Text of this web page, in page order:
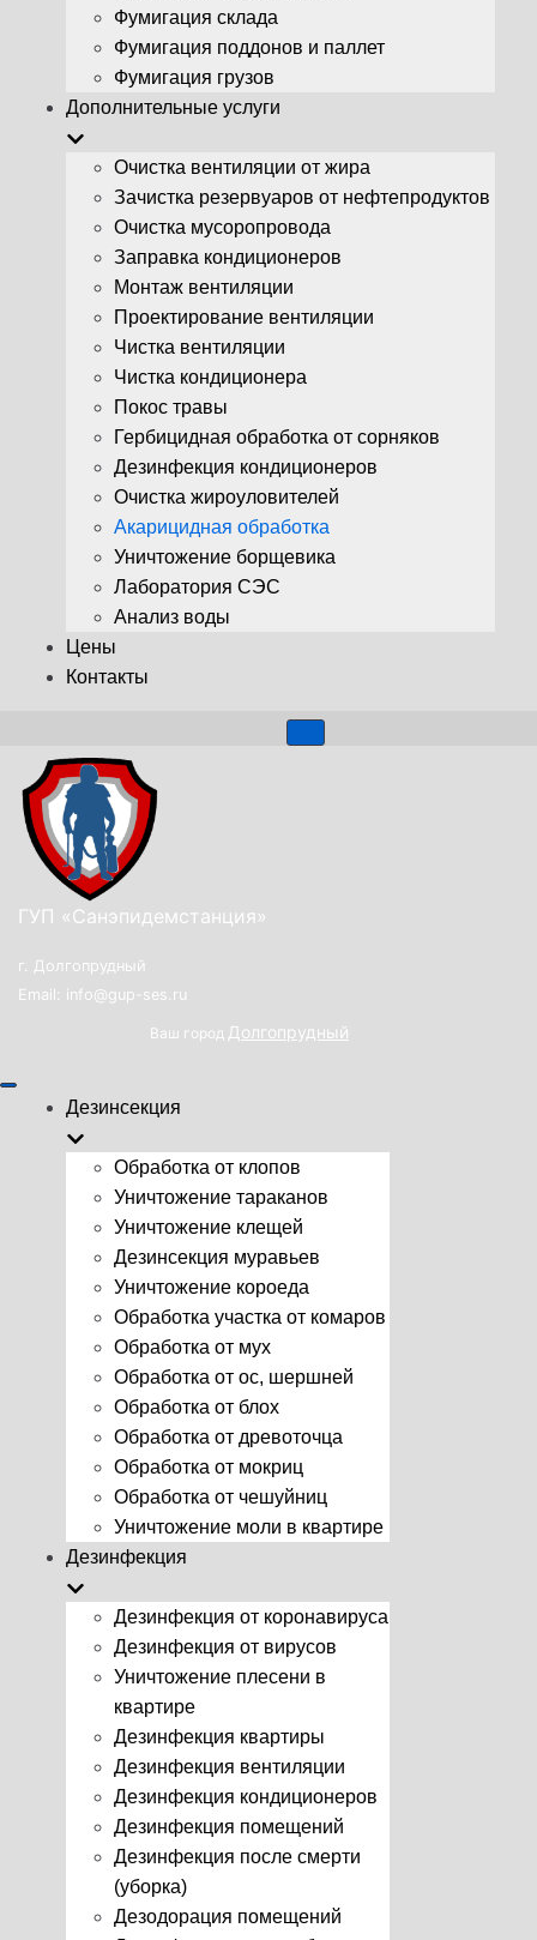
Фумигация склада
Фумигация поддонов и паллет
Фумигация грузов
Дополнительные услуги
Очистка вентиляции от жира
Зачистка резервуаров от нефтепродуктов
Очистка мусоропровода
Заправка кондиционеров
Монтаж вентиляции
Проектирование вентиляции
Чистка вентиляции
Чистка кондиционера
Покос травы
Гербицидная обработка от сорняков
Дезинфекция кондиционеров
Очистка жироуловителей
Акарицидная обработка
Уничтожение борщевика
Лаборатория СЭС
Анализ воды
Цены
Контакты
Показать/
ГУП «Санэпидемстанция»
г. Долгопрудный
Email: info@gup-ses.ru
Ваш город Долгопрудный
Показать/
навигацию
Дезинсекция
Обработка от клопов
Уничтожение тараканов
Уничтожение клещей
Дезинсекция муравьев
Уничтожение короеда
Обработка участка от комаров
Обработка от мух
Обработка от ос, шершней
Обработка от блох
Обработка от древоточца
Обработка от мокриц
Обработка от чешуйниц
Уничтожение моли в квартире
Дезинфекция
Дезинфекция от коронавируса
Дезинфекция от вирусов
Уничтожение плесени в
квартире
Дезинфекция квартиры
Дезинфекция вентиляции
Дезинфекция кондиционеров
Дезинфекция помещений
Дезинфекция после смерти
(уборка)
Дезодорация помещений